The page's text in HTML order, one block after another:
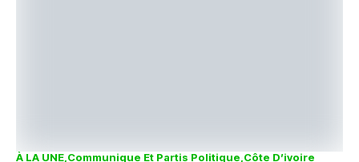
À LA UNE Communique Et Partis Politique Côte D’ivoire